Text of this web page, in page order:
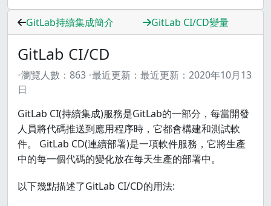
GitLab持續集成簡介 GitLab CI/CD變量
GitLab CI/CD
瀏覽人數： 863 最近更新： 最近更新： 2020年10月13
日
GitLab CI(持續集成)服務是GitLab的一部分，每當開發
人員將代碼推送到應用程序時，它都會構建和測試軟
件。 GitLab CD(連續部署)是一項軟件服務，它將生產
中的每一個代碼的變化放在每天生產的部署中。
以下幾點描述了GitLab CI/CD的用法: